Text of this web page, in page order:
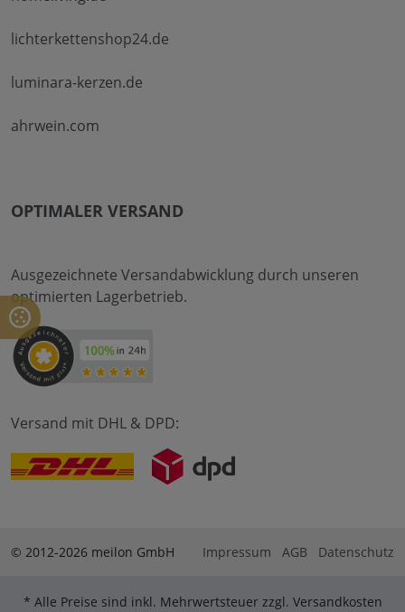
lichterkettenshop24.de
luminara-kerzen.de
ahrwein.com
OPTIMALER VERSAND
Ausgezeichnete Versandabwicklung durch unseren
optimierten Lagerbetrieb.
Versand mit DHL & DPD:
© 2012-2026 meilon GmbH Impressum AGB Datenschutz
* Alle Preise sind inkl. Mehrwertsteuer zzgl. Versandkosten